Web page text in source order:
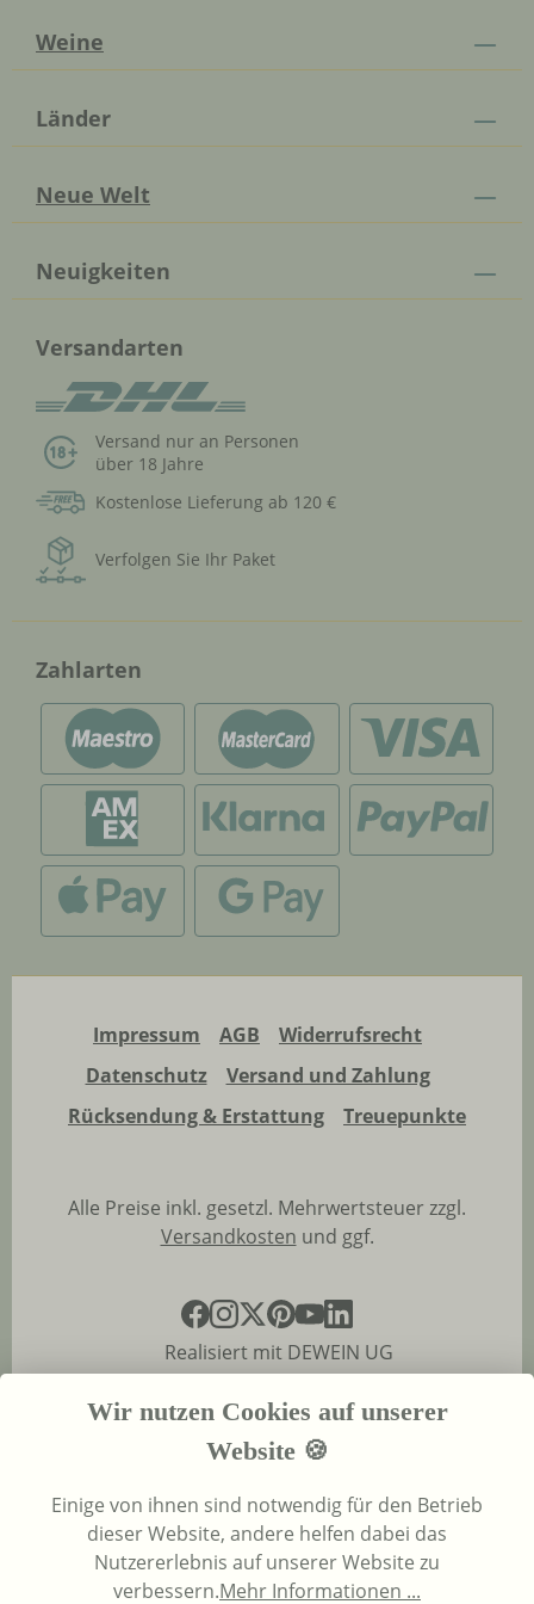
Weine
Länder
Neue Welt
Neuigkeiten
Versandarten
Versand nur an Personen
über 18 Jahre
Kostenlose Lieferung ab 120 €
Verfolgen Sie Ihr Paket
Zahlarten
Impressum AGB
Widerrufsrecht
Datenschutz
Versand und Zahlung
Rücksendung & Erstattung
Treuepunkte
Alle Preise inkl. gesetzl. Mehrwertsteuer zzgl.
Versandkosten und ggf.
Realisiert mit DEWEIN UG
Wir nutzen Cookies auf unserer
Website 🍪
Einige von ihnen sind notwendig für den Betrieb
dieser Website, andere helfen dabei das
Nutzererlebnis auf unserer Website zu
verbessern.Mehr Informationen ...